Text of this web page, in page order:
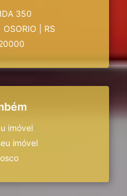
350
OSORIO
RS
imóvel
imóvel